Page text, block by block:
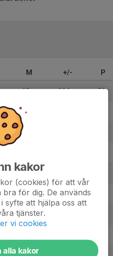
M +/- P
18 114 51
18
18
18
18 2
18
kakor
(cookies) för att vår
för dig. De används
syfte att hjälpa oss att
tjänster.
vi cookies
alla kakor